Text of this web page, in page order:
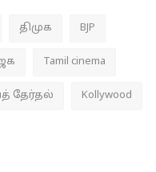
திமுக BJP
Tamil cinema
தேர்தல் Kollywood